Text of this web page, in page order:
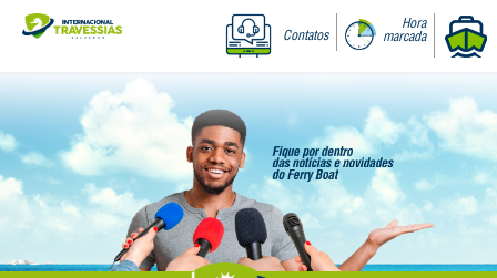
Contatos
Hora
marcada